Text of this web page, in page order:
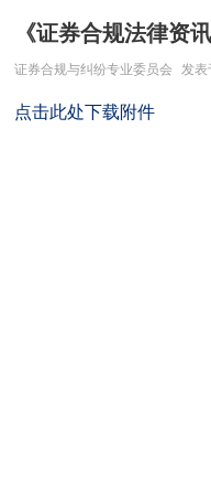
《证券合规法律资
证券合规与纠纷专业委员会 发表
点击此处下载附件